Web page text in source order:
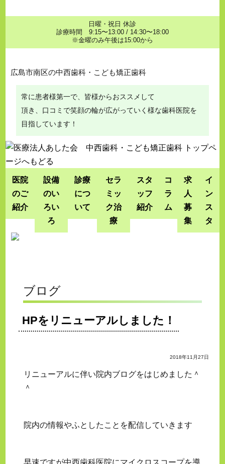
日曜・祝日 休診
診療時間 9:15〜13:00 / 14:30〜18:00
※金曜のみ午後は15:00から
広島市南区の中西歯科・こども矯正歯科
常に患者様第一で、皆様からおススメして
頂き、口コミで笑顔の輪が広がっていく様な歯科医院を
目指しています！
医院
のご
紹介
設備
のい
ろい
ろ
診療
につ
いて
セラ
ミッ
ク治
療
スタ
ッフ
紹介
コ
ラ
ム
求
人
募
集
イ
ン
ス
タ
ブログ
HPをリニューアルしました！
2018年11月27日
リニューアルに伴い院内ブログをはじめました＾
＾
院内の情報やふとしたことを配信していきます